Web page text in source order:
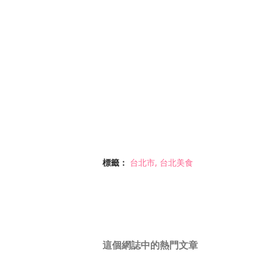
標籤： 台北市 台北美食
這個網誌中的熱門文章